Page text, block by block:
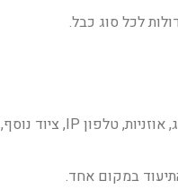
: שם העובד, רשימת ציוד – מחשב (דגם, מספר סידורי), מסך 1 (גודל, דגם), מסך 2 (אם יש), מקלדת, עכבר, דוקינג, אוזניות, טלפון IP, ציוד נוסף,
במקום אחד.